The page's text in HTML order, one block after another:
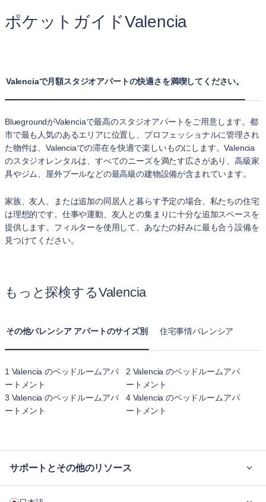
ポケットガイドValencia
Valenciaで月額スタジオアパートの快適さを満喫してください。
BluegroundがValenciaで最高のスタジオアパートをご用意します。都
市で最も人気のあるエリアに位置し、プロフェッショナルに管理され
た物件は、Valenciaでの滞在を快適で楽しいものにします。Valencia
のスタジオレンタルは、すべてのニーズを満たす広さがあり、高級家
具やジム、屋外プールなどの最高級の建物設備が含まれています。
家族、友人、または追加の同居人と暮らす予定の場合、私たちの住宅
は理想的です。仕事や運動、友人との集まりに十分な追加スペースを
提供します。フィルターを使用して、あなたの好みに最も合う設備を
見つけてください。
もっと探検するValencia
その他バレンシア アパートのサイズ別 住宅事情バレンシア
1 Valencia のベッドルームアパ
ートメント
2 Valencia のベッドルームアパ
ートメント
3 Valencia のベッドルームアパ
ートメント
4 Valencia のベッドルームアパ
ートメント
サポートとその他のリソース